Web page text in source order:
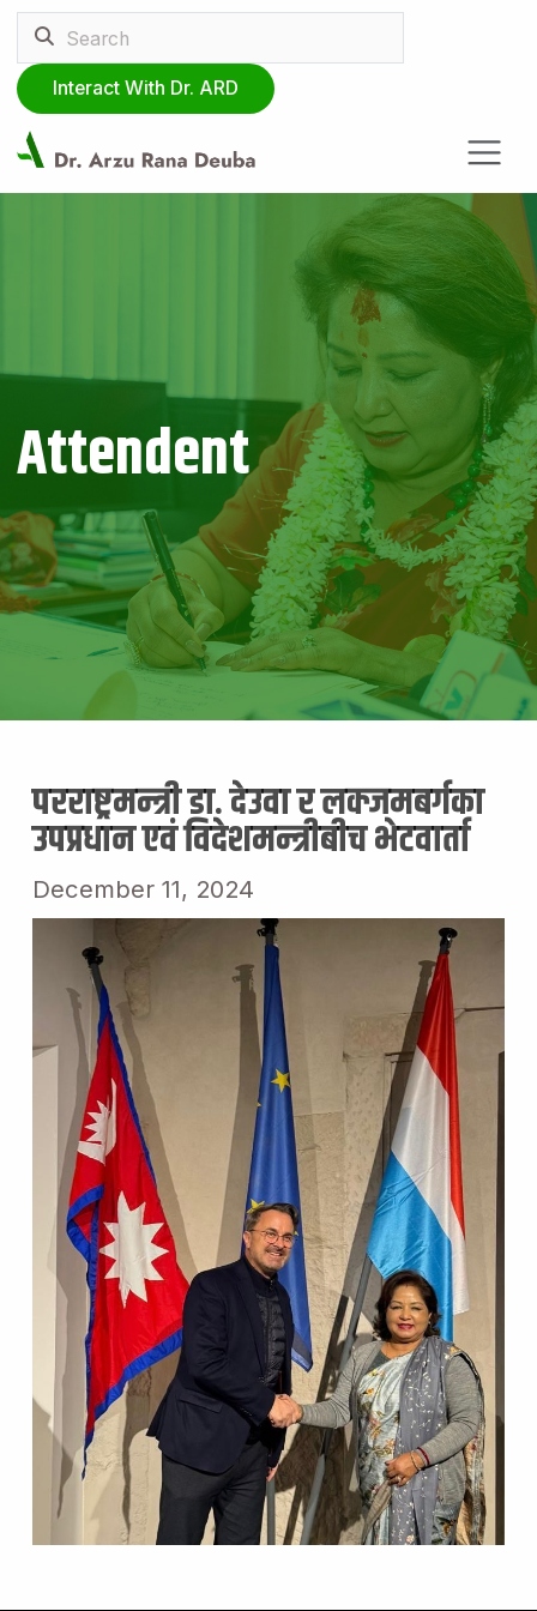
Interact With Dr. ARD
Attendent
परराष्ट्रमन्त्री डा. देउवा र लक्जमबर्गका
उपप्रधान एवं विदेशमन्त्रीबीच भेटवार्ता
December 11, 2024